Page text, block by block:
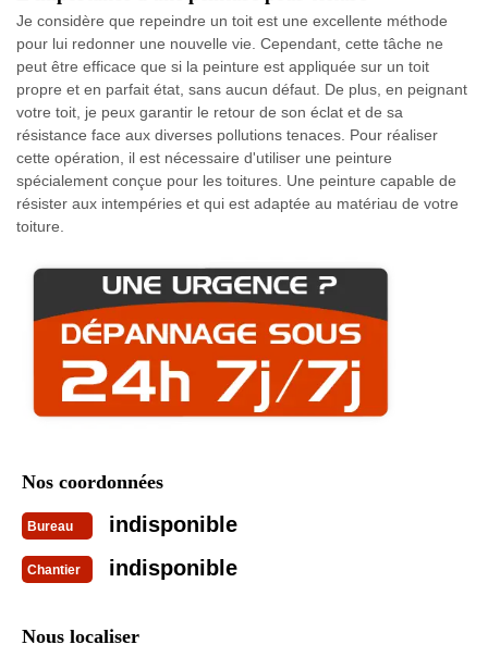
Je considère que repeindre un toit est une excellente méthode
pour lui redonner une nouvelle vie. Cependant, cette tâche ne
peut être efficace que si la peinture est appliquée sur un toit
propre et en parfait état, sans aucun défaut. De plus, en peignant
votre toit, je peux garantir le retour de son éclat et de sa
résistance face aux diverses pollutions tenaces. Pour réaliser
cette opération, il est nécessaire d'utiliser une peinture
spécialement conçue pour les toitures. Une peinture capable de
résister aux intempéries et qui est adaptée au matériau de votre
toiture.
Nos coordonnées
Bureau indisponible
Chantier indisponible
Nous localiser